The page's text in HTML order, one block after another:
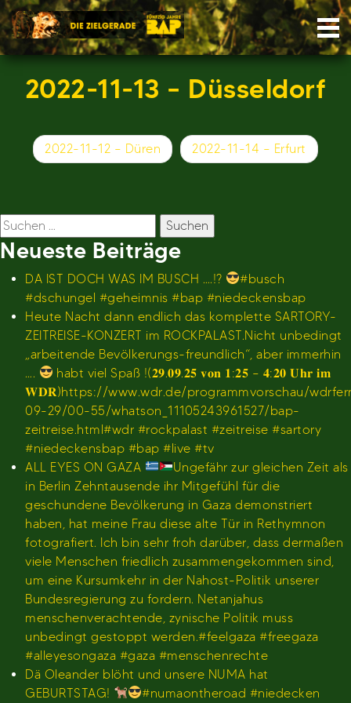
Skip
to
content
2022-11-13 – Düsseldorf
Beitragsnavigation
2022-11-12 – Düren 2022-11-14 – Erfurt
Suchen
nach:
Neueste Beiträge
DA IST DOCH WAS IM BUSCH ….!?
#busch
#dschungel #geheimnis #bap #niedeckensbap
Heute Nacht dann endlich das komplette SARTORY-
ZEITREISE-KONZERT im ROCKPALAST.Nicht unbedingt
„arbeitende Bevölkerungs-freundlich“, aber immerhin
….
habt viel Spaß !(𝟐𝟗.𝟎𝟗.𝟐𝟓 𝐯𝐨𝐧 𝟏:𝟐𝟓 – 𝟒:𝟐𝟎 𝐔𝐡𝐫 𝐢𝐦
𝐖𝐃𝐑)https://www.wdr.de/programmvorschau/
09-29/00-55/whatson_11105243961527/bap-
zeitreise.html#wdr #rockpalast #zeitreise #sartory
#niedeckensbap #bap #live #tv
ALL EYES ON GAZA
Ungefähr zur gleichen Zeit als
in Berlin Zehntausende ihr Mitgefühl für die
geschundene Bevölkerung in Gaza demonstriert
haben, hat meine Frau diese alte Tür in Rethymnon
fotografiert. Ich bin sehr froh darüber, dass dermaßen
viele Menschen friedlich zusammengekommen sind,
um eine Kursumkehr in der Nahost-Politik unserer
Bundesregierung zu fordern. Netanjahus
menschenverachtende, zynische Politik muss
unbedingt gestoppt werden.#feelgaza #freegaza
#alleyesongaza #gaza #menschenrechte
Dä Oleander blöht und unsere NUMA hat
GEBURTSTAG!
#numaontheroad #niedecken